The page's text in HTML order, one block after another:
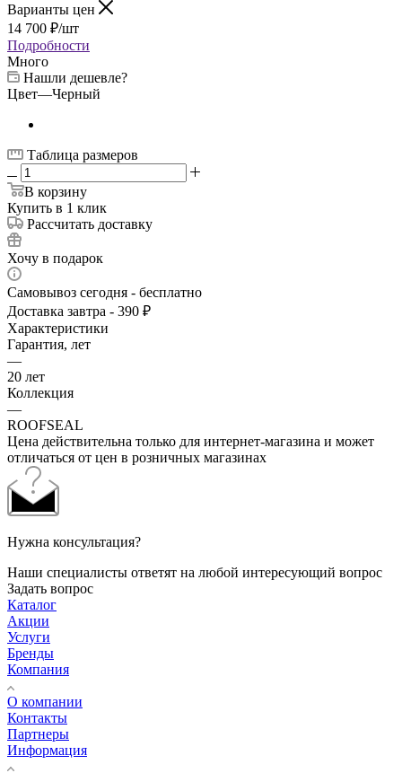
Варианты цен
14 700 ₽/шт
Подробности
Много
Нашли дешевле?
Цвет—Черный
Таблица размеров
В корзину
Купить в 1 клик
Рассчитать доставку
Хочу в подарок
Самовывоз сегодня - бесплатно
Доставка завтра - 390 ₽
Характеристики
Гарантия, лет
—
20 лет
Коллекция
—
ROOFSEAL
Цена действительна только для интернет-магазина и может
отличаться от цен в розничных магазинах
Нужна консультация?
Наши специалисты ответят на любой интересующий вопрос
Задать вопрос
Каталог
Акции
Услуги
Бренды
Компания
О компании
Контакты
Партнеры
Информация